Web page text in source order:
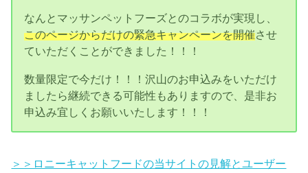
なんとマッサンペットフーズとのコラボが実現し、
このページからだけの緊急キャンペーンを開催させ
ていただくことができました！！！
数量限定で今だけ！！！沢山のお申込みをいただけ
ましたら継続できる可能性もありますので、是非お
申込み宜しくお願いいたします！！！
＞＞ロニーキャットフードの当サイトの見解とユーザー